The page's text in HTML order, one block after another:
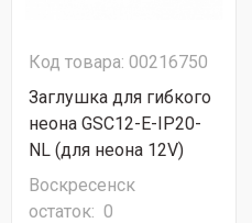
Код товара: 00216750
Заглушка для гибкого
неона GSC12-E-IP20-
NL (для неона 12V)
Воскресенск
остаток: 0